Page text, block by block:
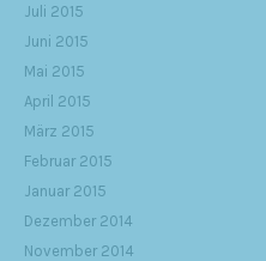
Juli 2015
Juni 2015
Mai 2015
April 2015
März 2015
Februar 2015
Januar 2015
Dezember 2014
November 2014